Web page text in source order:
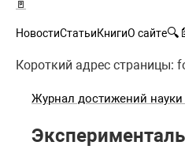
🚪
НовостиСтатьиКнигиО сайте🔍
Короткий адрес страницы:
Журнал достижений науки